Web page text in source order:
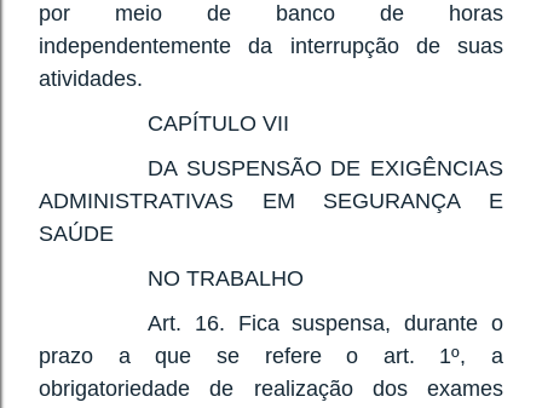
por meio de banco de horas
independentemente da interrupção de suas
atividades.
CAPÍTULO VII
DA SUSPENSÃO DE EXIGÊNCIAS
ADMINISTRATIVAS EM SEGURANÇA E
SAÚDE
NO TRABALHO
Art. 16. Fica suspensa, durante o
prazo a que se refere o art. 1º, a
obrigatoriedade de realização dos exames